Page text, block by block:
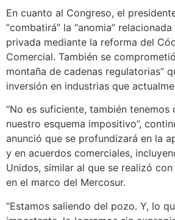
En cuanto al Congreso, el
“combatirá” la “anomia”
privada mediante la reforma del
Comercial. También se
montaña de cadenas regulatorias”
inversión en industrias que
“No es suficiente, también tenemos
nuestro esquema impositivo”,
anunció que se profundizará en la
y en acuerdos comerciales,
Unidos, similar al que se realizó
en el marco del Mercosur.
“Estamos saliendo del pozo. Y, lo